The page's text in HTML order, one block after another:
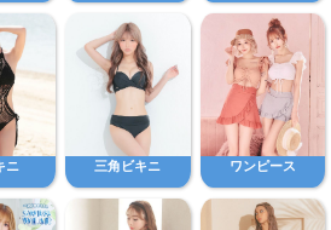
ニ 三角ビキニ ワンピース